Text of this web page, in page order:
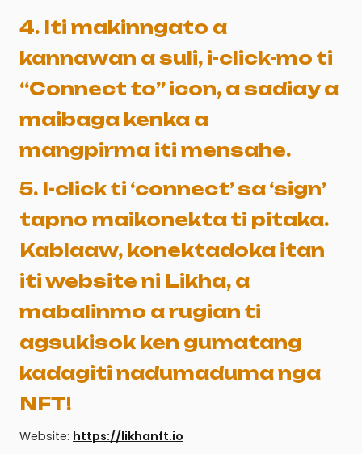
4. Iti makinngato a
kannawan a suli, i-click-mo ti
“Connect to” icon, a sadiay a
maibaga kenka a
mangpirma iti mensahe.
5. I-click ti ‘connect’ sa ‘sign’
tapno maikonekta ti pitaka.
Kablaaw, konektadoka itan
iti website ni Likha, a
mabalinmo a rugian ti
agsukisok ken gumatang
kadagiti nadumaduma nga
NFT!
Website: https://likhanft.io